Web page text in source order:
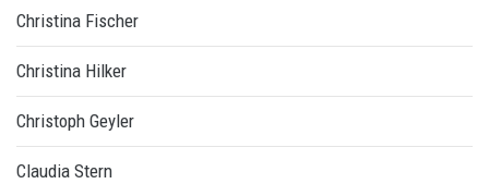
Christina Fischer
Christina Hilker
Christoph Geyler
Claudia Stern